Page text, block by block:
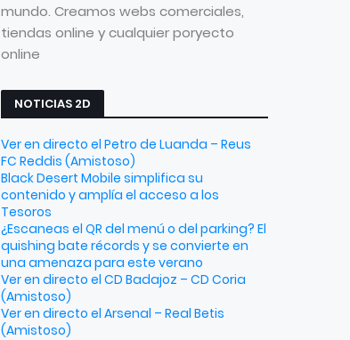
mundo. Creamos webs comerciales,
tiendas online y cualquier poryecto
online
NOTICIAS 2D
Ver en directo el Petro de Luanda – Reus
FC Reddis (Amistoso)
Black Desert Mobile simplifica su
contenido y amplía el acceso a los
Tesoros
¿Escaneas el QR del menú o del parking? El
quishing bate récords y se convierte en
una amenaza para este verano
Ver en directo el CD Badajoz – CD Coria
(Amistoso)
Ver en directo el Arsenal – Real Betis
(Amistoso)